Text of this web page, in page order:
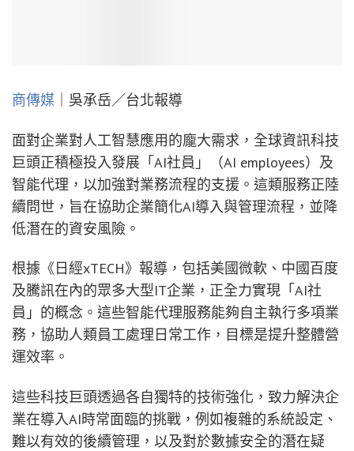
商傳媒 ｜吳承岳／台北報導
面對企業對人工智慧應用的龐大需求，全球資訊科技
巨頭正積極投入發展「AI社員」（AI employees）及
智能代理，以加強對業務流程的支援。這類服務正陸
續問世，旨在協助企業簡化AI導入與管理流程，並降
低潛在的資安風險。
根據《日經xTECH》報導，包括美國微軟、中國百度
及騰訊在內的眾多大型IT企業，正全力實現「AI社
員」的概念。這些智能代理服務能夠自主執行多項業
務，協助人類員工處理日常工作，目標是提升整體營
運效率。
這些科技巨頭透過各自獨特的技術強化，致力解決企
業在導入AI時常面臨的挑戰，例如複雜的系統設定、
難以有效的後續管理，以及對於數據安全的潛在疑